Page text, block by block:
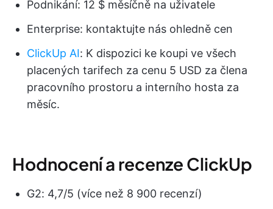
Podnikání: 12 $ měsíčně na uživatele
Enterprise: kontaktujte nás ohledně cen
ClickUp AI: K dispozici ke koupi ve všech
placených tarifech za cenu 5 USD za člena
pracovního prostoru a interního hosta za
měsíc.
Hodnocení a recenze ClickUp
G2: 4,7/5 (více než 8 900 recenzí)